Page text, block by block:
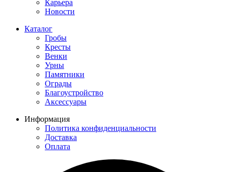
Карьера
Новости
Каталог
Гробы
Кресты
Венки
Урны
Памятники
Ограды
Благоустройство
Аксессуары
Информация
Политика конфиденциальности
Доставка
Оплата